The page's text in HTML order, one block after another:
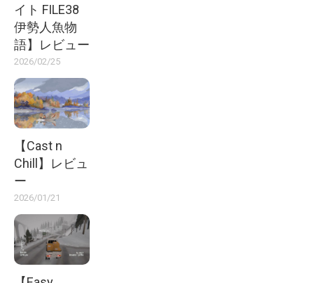
イト FILE38
伊勢人魚物
語】レビュー
2026/02/25
【Cast n
Chill】レビュ
ー
2026/01/21